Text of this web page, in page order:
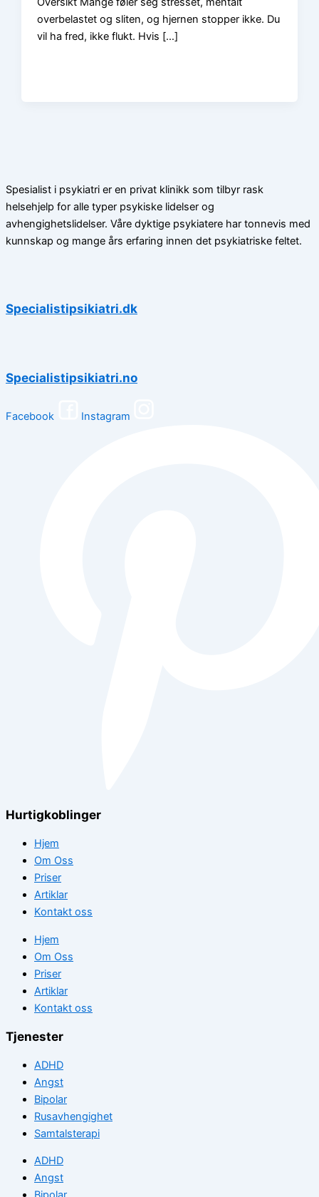
overbelastet og sliten, og hjernen stopper ikke. Du
vil ha fred, ikke flukt. Hvis […]
Spesialist i psykiatri er en privat klinikk som tilbyr rask
helsehjelp for alle typer psykiske lidelser og
avhengighetslidelser. Våre dyktige psykiatere har tonnevis med
kunnskap og mange års erfaring innen det psykiatriske feltet.
Specialistipsikiatri.dk
Specialistipsikiatri.no
Facebook Instagram
Hurtigkoblinger
Hjem
Om Oss
Priser
Artiklar
Kontakt oss
Hjem
Om Oss
Priser
Artiklar
Kontakt oss
Tjenester
ADHD
Angst
Bipolar
Rusavhengighet
Samtalsterapi
ADHD
Angst